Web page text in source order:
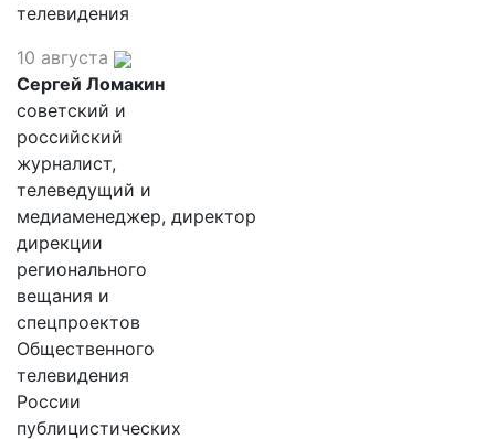
телевидения
10 августа
Сергей Ломакин
советский и
российский
журналист,
телеведущий и
медиаменеджер, директор
дирекции
регионального
вещания и
спецпроектов
Общественного
телевидения
России
публицистических